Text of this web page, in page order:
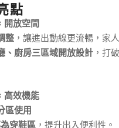
點
開放空間
整，讓進出動線更流暢，家
、廚房三區域開放設計，打
高效機能
區使用
穿鞋區 ，提升出入便利性。